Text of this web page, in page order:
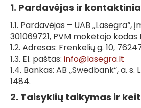
1. Pardavėjas ir
1.1. Pardavėjas – UAB „Lasegra“,
301069721, PVM mokėtojo kodas
1.2. Adresas: Frenkelių g. 10,
1.3. El. paštas: info@lasegra.lt
1.4. Bankas: AB „Swedbank“, a. s.
1484.
2. Taisyklių taikymas ir